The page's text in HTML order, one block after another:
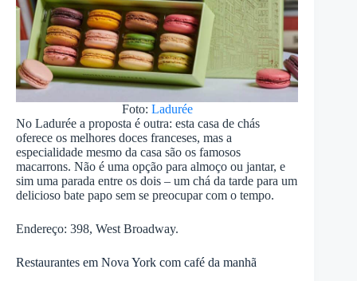
Foto: Ladurée
No Ladurée a proposta é outra: esta casa de chás
oferece os melhores doces franceses, mas a
especialidade mesmo da casa são os famosos
macarrons. Não é uma opção para almoço ou jantar, e
sim uma parada entre os dois – um chá da tarde para um
delicioso bate papo sem se preocupar com o tempo.
Endereço: 398, West Broadway.
Restaurantes em Nova York com café da manhã